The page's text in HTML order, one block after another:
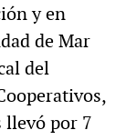
y en
de Mar
del
llevó por 7